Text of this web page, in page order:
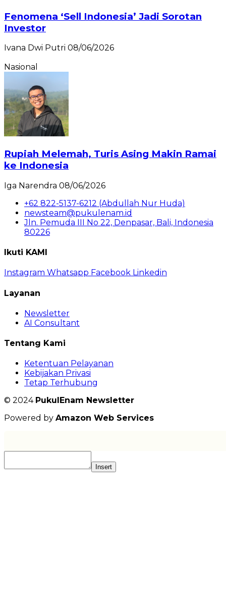
Fenomena ‘Sell Indonesia’ Jadi Sorotan
Investor
Ivana Dwi Putri 08/06/2026
Nasional
Rupiah Melemah, Turis Asing Makin Ramai
ke Indonesia
Iga Narendra 08/06/2026
+62 822-5137-6212 (Abdullah Nur Huda)
newsteam@pukulenam.id
Jln. Pemuda III No 22, Denpasar, Bali, Indonesia
80226
Ikuti KAMI
Instagram Whatsapp Facebook Linkedin
Layanan
Newsletter
AI Consultant
Tentang Kami
Ketentuan Pelayanan
Kebijakan Privasi
Tetap Terhubung
© 2024 PukulEnam Newsletter
Powered by Amazon Web Services
Insert